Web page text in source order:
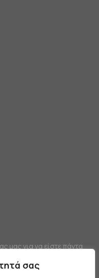
σας
μας για να είστε πάντα